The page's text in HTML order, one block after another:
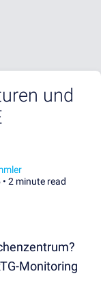
und
2 minute read
Monitoring